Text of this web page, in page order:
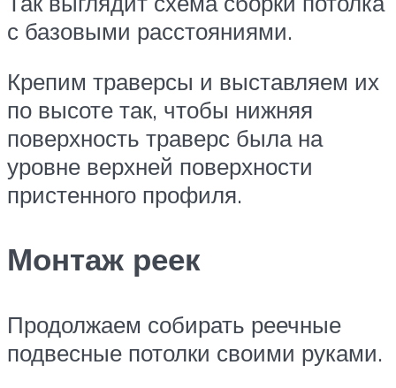
с базовыми расстояниями.
Крепим траверсы и выставляем их
по высоте так, чтобы нижняя
поверхность траверс была на
уровне верхней поверхности
пристенного профиля.
Монтаж реек
Продолжаем собирать реечные
подвесные потолки своими руками.